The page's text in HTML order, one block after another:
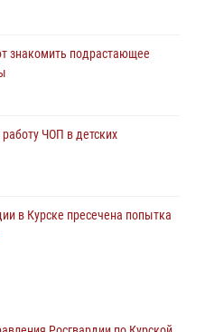
знакомить подрастающее
ЧОП в детских
в Курске пресечена попытка
Курской области проверили